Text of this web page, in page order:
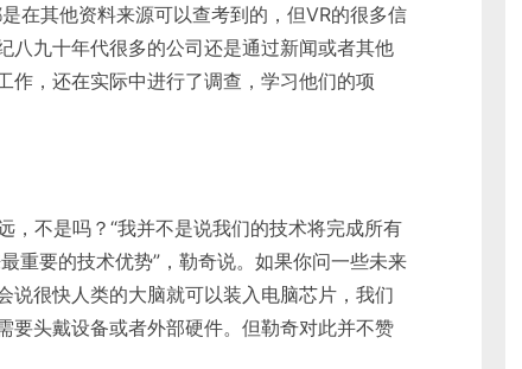
在其他资料来源可以查考到的，但VR的很多信
八九十年代很多的公司还是通过新闻或者其他
作，还在实际中进行了调查，学习他们的项
，不是吗？“我并不是说我们的技术将完成所有
重要的技术优势”，勒奇说。如果你问一些未来
很快人类的大脑就可以装入电脑芯片，我们
要头戴设备或者外部硬件。但勒奇对此并不赞